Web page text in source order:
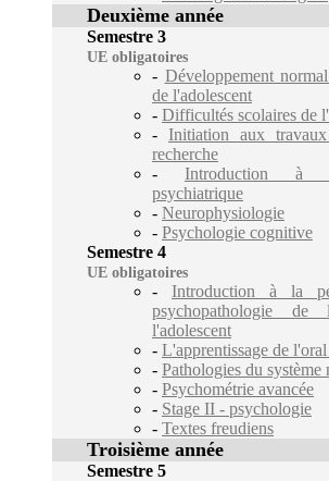
Deuxième année
Semestre 3
UE obligatoires
- Développement
de l'adolescent
- Difficultés scolaires de
- Initiation aux
recherche
- Introduction à
psychiatrique
- Neurophysiologie
- Psychologie cognitive
Semestre 4
UE obligatoires
- Introduction à la
psychopathologie
l'adolescent
- L'apprentissage de
- Pathologies du système
- Psychométrie avancée
- Stage II - psychologie
- Textes freudiens
Troisième année
Semestre 5